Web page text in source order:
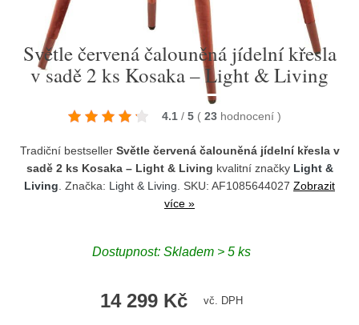
Světle červená čalouněná jídelní křesla
v sadě 2 ks Kosaka – Light & Living
4.1 / 5 ( 23 hodnocení )
Tradiční bestseller Světle červená čalouněná jídelní křesla v
sadě 2 ks Kosaka – Light & Living kvalitní značky Light &
Living . Značka: Light & Living . SKU: AF1085644027 Zobrazit
více »
Dostupnost: Skladem > 5 ks
14 299 Kč vč. DPH